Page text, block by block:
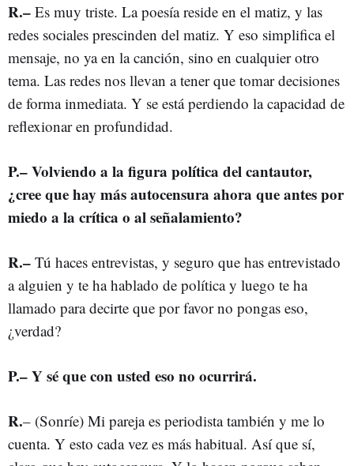
R.– Es muy triste. La poesía reside en el matiz, y las
redes sociales prescinden del matiz. Y eso simplifica el
mensaje, no ya en la canción, sino en cualquier otro
tema. Las redes nos llevan a tener que tomar decisiones
de forma inmediata. Y se está perdiendo la capacidad de
reflexionar en profundidad.
P.– Volviendo a la figura política del cantautor,
¿cree que hay más autocensura ahora que antes por
miedo a la crítica o al señalamiento?
R.– Tú haces entrevistas, y seguro que has entrevistado
a alguien y te ha hablado de política y luego te ha
llamado para decirte que por favor no pongas eso,
¿verdad?
P.– Y sé que con usted eso no ocurrirá.
R.– (Sonríe) Mi pareja es periodista también y me lo
cuenta. Y esto cada vez es más habitual. Así que sí,